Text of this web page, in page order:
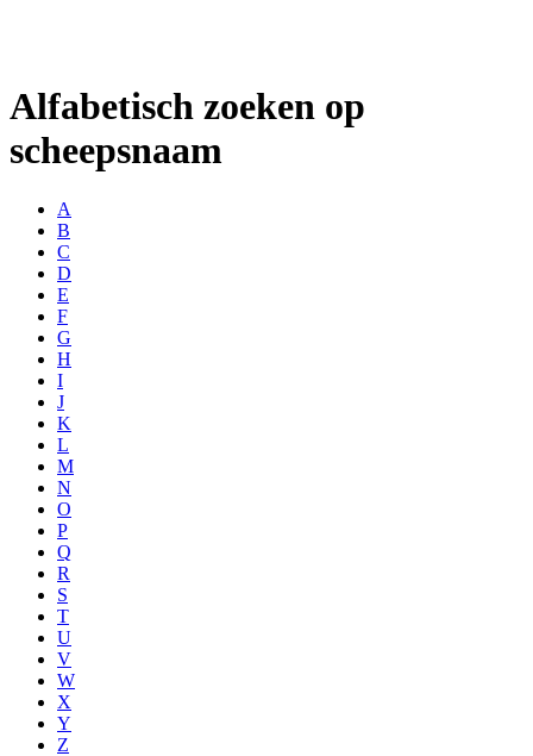
Alfabetisch zoeken op
scheepsnaam
A
B
C
D
E
F
G
H
I
J
K
L
M
N
O
P
Q
R
S
T
U
V
W
X
Y
Z